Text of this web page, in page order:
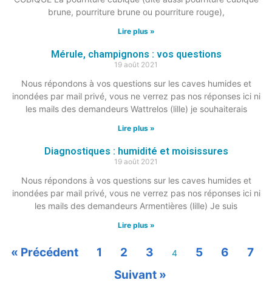
brune, pourriture brune ou pourriture rouge),
Lire plus »
Mérule, champignons : vos questions
19 août 2021
Nous répondons à vos questions sur les caves humides et
inondées par mail privé, vous ne verrez pas nos réponses ici ni
les mails des demandeurs Wattrelos (lille) je souhaiterais
Lire plus »
Diagnostiques : humidité et moisissures
19 août 2021
Nous répondons à vos questions sur les caves humides et
inondées par mail privé, vous ne verrez pas nos réponses ici ni
les mails des demandeurs Armentières (lille) Je suis
Lire plus »
« Précédent 1 2 3 4 5 6
7
Suivant »